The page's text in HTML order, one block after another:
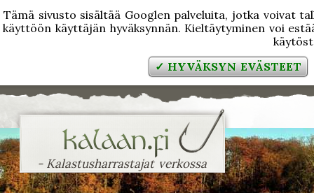
Tämä sivusto sisältää Googlen palveluita, jotka voivat
käyttöön käyttäjän hyväksynnän. Kieltäytyminen voi
✓ HYVÄKSYN EVÄSTEET
- Kalastusharrastajat verkossa